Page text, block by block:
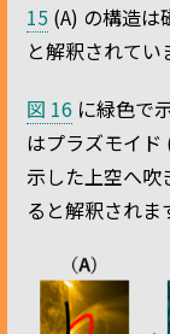
15 (A) の構造は
と解釈されてい
図 16 に緑色で
はプラズモイド
示した上空へ吹
ると解釈されま